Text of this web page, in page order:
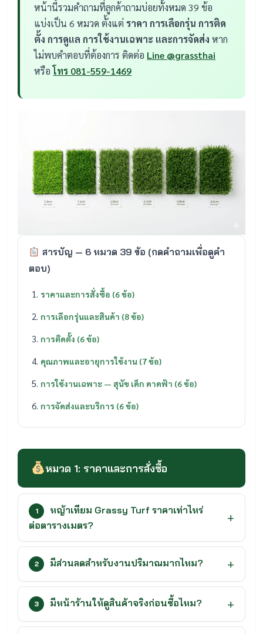
หน้านี้รวมคำถามที่ลูกค้าถามบ่อยทั้งหมด 39 ข้อ
แบ่งเป็น 6 หมวด ตั้งแต่ราคา การเลือกรุ่น การติด
ตั้ง การดูแล การใช้งานเฉพาะ และการจัดส่ง หาก
ไม่พบคำตอบที่ต้องการ ติดต่อ Line @grassthai
หรือโทร 081-559-1469
สารบัญ — 6 หมวด 39 ข้อ (กดคำถามเพื่อดูคำ
ตอบ)
ราคาและการสั่งซื้อ (6 ข้อ)
การเลือกรุ่นและสินค้า (8 ข้อ)
การติดตั้ง (6 ข้อ)
คุณภาพและอายุการใช้งาน (7 ข้อ)
การใช้งานเฉพาะ — สุนัข เด็ก ดาดฟ้า (6 ข้อ)
การจัดส่งและบริการ (6 ข้อ)
หมวด 1: ราคาและการสั่งซื้อ
1
หญ้าเทียม Grassy Turf ราคาเท่าไหร่
ต่อตารางเมตร?
2 มีส่วนลดสำหรับงานปริมาณมากไหม?
3 มีหน้าร้านให้ดูสินค้าจริงก่อนซื้อไหม?